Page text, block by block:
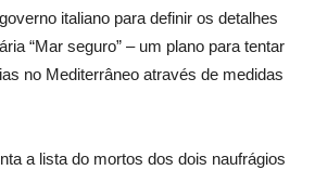
italiano para definir os detalhes
“Mar seguro” – um plano para tentar
no Mediterrâneo através de medidas
a lista do mortos dos dois naufrágios